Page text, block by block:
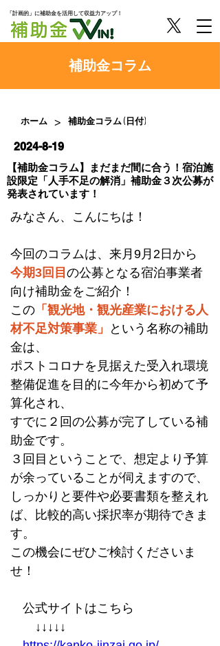
「計画的」に補助金を活用して収益力アップ！
​補助金コラム
ホーム > 補助金コラム (日付)
2024-8-19
【補助金コラム】まだまだ間に合う！宿泊施
設限定「人手不足の解消」補助金３次公募が
発表されています！
みなさん、こんにちは！
今回のコラムは、来月9月2日から
今期3回目 の公募となる宿泊事業者
向け補助金をご紹介！
この 「観光地・観光産業における人
材不足対策事業」
という名称の補助
金は、
ポストコロナを見据えた受入れ環境
整備促進を目的に今年から初めて予
算化され、
すでに２回の公募が完了している補
助金です。
３回目ということで、想定より予算
が余っていることが伺えますので、
しっかりと要件や必要書類を整えれ
ば、比較的高い採択率が期待できま
す。
この機会にぜひご検討くださいま
せ！
公式サイトはこちら
↓↓↓↓↓